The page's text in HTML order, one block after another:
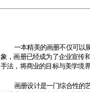
一本精美的画册不仅可以
象，画册已经成为了企业宣传
手法，将商业的目标与美学境
画册设计是一门综合性的